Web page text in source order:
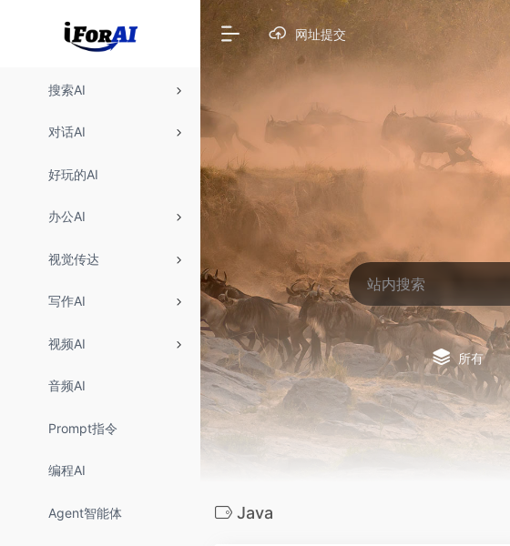
搜索AI
对话AI
好玩的AI
办公AI
视觉传达
写作AI
视频AI
音频AI
Prompt指令
编程AI
Agent智能体
网址提交
所有
Java